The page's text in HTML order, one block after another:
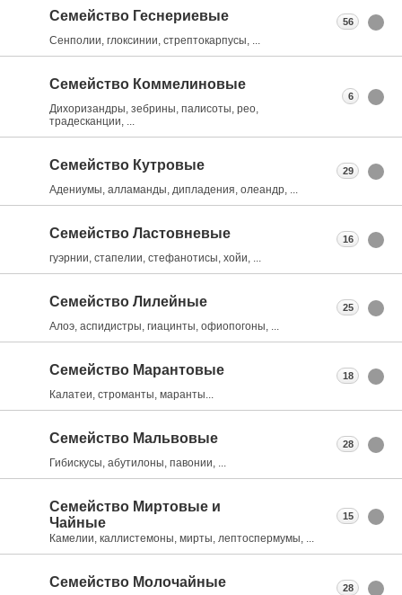
Семейство Геснериевые
Сенполии, глоксинии, стрептокарпусы, ...
56
Семейство Коммелиновые
Дихоризандры, зебрины, палисоты, рео,
традесканции, ...
6
Семейство Кутровые
Адениумы, алламанды, дипладения, олеандр, ...
29
Семейство Ластовневые
гуэрнии, стапелии, стефанотисы, хойи, ...
16
Семейство Лилейные
Алоэ, аспидистры, гиацинты, офиопогоны, ...
25
Семейство Марантовые
Калатеи, строманты, маранты...
18
Семейство Мальвовые
Гибискусы, абутилоны, павонии, ...
28
Семейство Миртовые и
Чайные
Камелии, каллистемоны, мирты, лептоспермумы, ...
15
Семейство Молочайные 28